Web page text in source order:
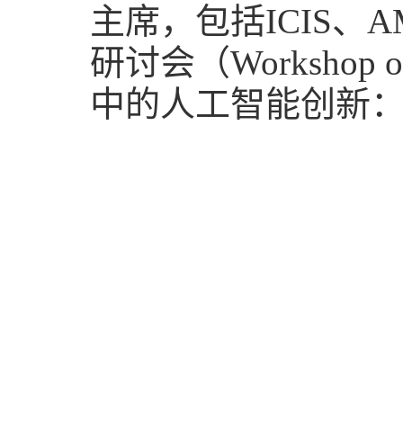
主席，包括ICIS、
研讨会（Workshop
中的人工智能创新